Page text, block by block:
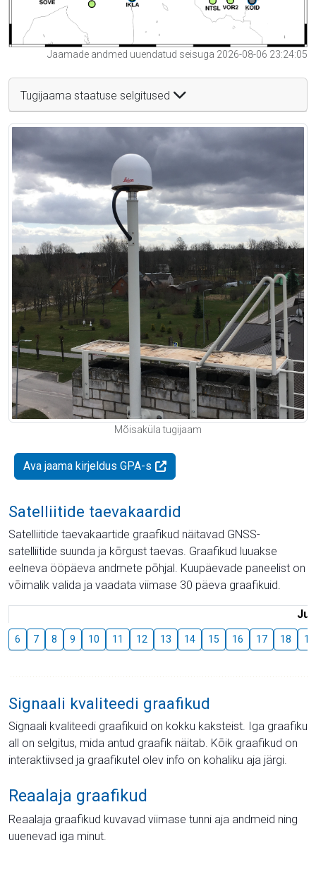
Jaamade andmed uuendatud seisuga 2026-08-06 23:24:05
Tugijaama staatuse selgitused
Mõisaküla tugijaam
Ava jaama kirjeldus GPA-s
Satelliitide taevakaardid
Satelliitide taevakaartide graafikud näitavad GNSS-
satelliitide suunda ja kõrgust taevas. Graafikud luuakse
eelneva ööpäeva andmete põhjal. Kuupäevade paneelist on
võimalik valida ja vaadata viimase 30 päeva graafikuid.
6 7 8 9 10 11 12 13 14 15 16 17 18 19
Signaali kvaliteedi graafikud
Signaali kvaliteedi graafikuid on kokku kaksteist. Iga graafiku
all on selgitus, mida antud graafik näitab. Kõik graafikud on
interaktiivsed ja graafikutel olev info on kohaliku aja järgi.
Reaalaja graafikud
Reaalaja graafikud kuvavad viimase tunni aja andmeid ning
uuenevad iga minut.